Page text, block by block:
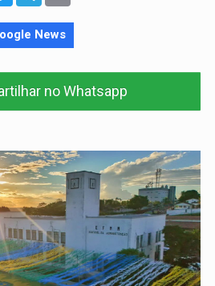
News
no Whatsapp